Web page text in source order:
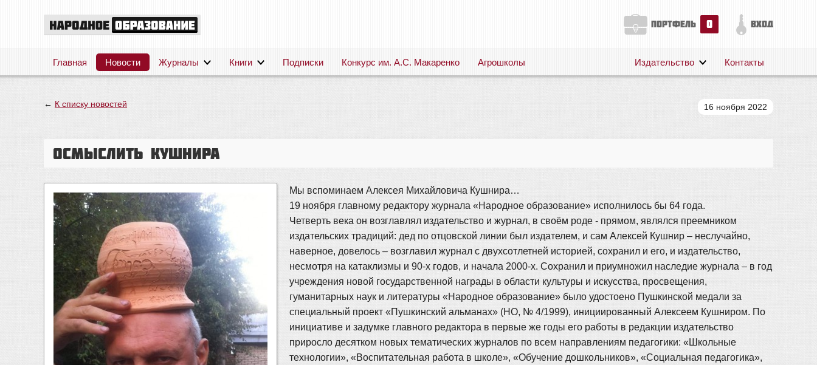
портфель 0 вход
Главная Новости Журналы Книги Подписки Конкурс им. А.С. Макаренко Агрошколы
Публикации
Издательство Контакты
← К списку новостей 16 ноября 2022
Осмыслить Кушнира
Мы вспоминаем Алексея Михайловича Кушнира…
19 ноября главному редактору журнала «Народное образование» исполнилось бы 64 года.
Четверть века он возглавлял издательство и журнал, в своём роде - прямом, являлся преемником
издательских традиций: дед по отцовской линии был издателем, и сам Алексей Кушнир – неслучайно,
наверное, довелось – возглавил журнал с двухсотлетней историей, сохранил и его, и издательство,
несмотря на катаклизмы и 90-х годов, и начала 2000-х. Сохранил и приумножил наследие журнала – в год
учреждения новой государственной награды в области культуры и искусства, просвещения,
гуманитарных наук и литературы «Народное образование» было удостоено Пушкинской медали за
специальный проект «Пушкинский альманах» (НО, № 4/1999), инициированный Алексеем Кушниром. По
инициативе и задумке главного редактора в первые же годы его работы в редакции издательство
приросло десятком новых тематических журналов по всем направлениям педагогики: «Школьные
технологии», «Воспитательная работа в школе», «Обучение дошкольников», «Социальная педагогика»,